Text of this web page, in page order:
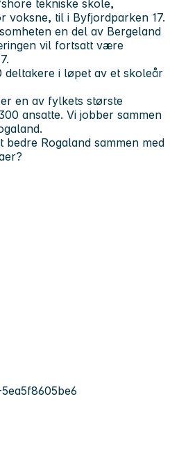
tekniske skole,
voksne, til i Byfjordparken 17.
en del av Bergeland
vil fortsatt være
deltakere i løpet av et skoleår
en av fylkets største
ansatte. Vi jobber sammen
Rogaland sammen med